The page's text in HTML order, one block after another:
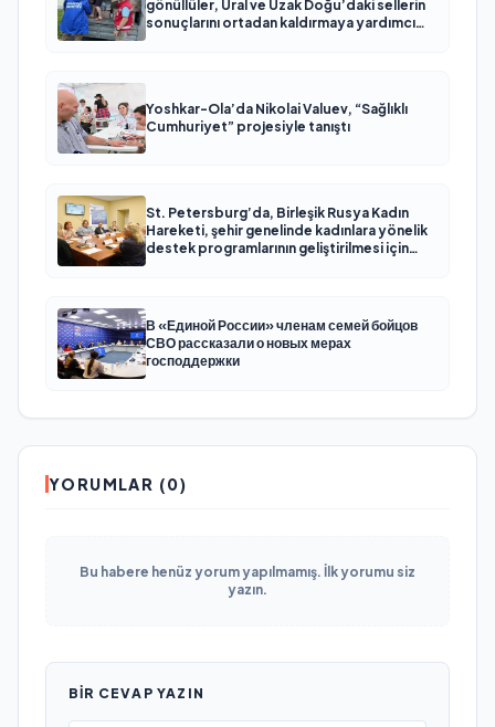
gönüllüler, Ural ve Uzak Doğu’daki sellerin
sonuçlarını ortadan kaldırmaya yardımcı
Yoshkar-Ola’da Nikolai Valuev, “Sağlıklı
Cumhuriyet” projesiyle tanıştı
St. Petersburg’da, Birleşik Rusya Kadın
Hareketi, şehir genelinde kadınlara yönelik
destek programlarının geliştirilmesi için
В «Единой России» членам семей бойцов
СВО рассказали о новых мерах
господдержки
YORUMLAR (0)
Bu habere henüz yorum yapılmamış. İlk yorumu siz
yazın.
BIR CEVAP YAZIN